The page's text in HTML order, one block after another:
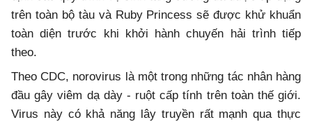
trên toàn bộ tàu và Ruby Princess sẽ được khử khuẩn
toàn diện trước khi khởi hành chuyến hải trình tiếp
theo.
Theo CDC, norovirus là một trong những tác nhân hàng
đầu gây viêm dạ dày - ruột cấp tính trên toàn thế giới.
Virus này có khả năng lây truyền rất mạnh qua thực